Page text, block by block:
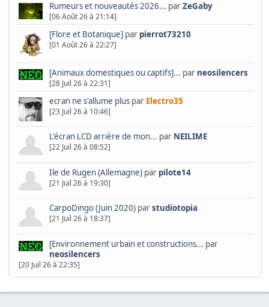
Rumeurs et nouveautés 2026... parZeGaby
[06 Août 26 à 21:14]
[Flore et Botanique]par pierrot73210
[01 Août 26 à 22:27]
[Animaux domestiques ou captifs]... par neosilencers
[28 Juil 26 à 22:31]
ecran ne s'allume pluspar Electro35
[23 Juil 26 à 10:46]
L'écran LCD arrière de mon... par NEILIME
[22 Juil 26 à 08:52]
Ile de Rugen (Allemagne)par pilote14
[21 Juil 26 à 19:30]
CarpoDingo (Juin 2020)parstudiotopia
[21 Juil 26 à 18:37]
[Environnement urbain et constructions... par
neosilencers
[20 Juil 26 à 22:35]